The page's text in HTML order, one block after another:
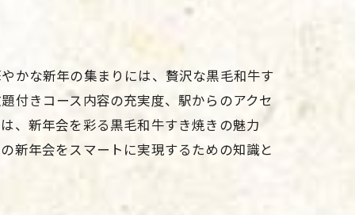
かな新年の集まりには、贅沢な黒毛和牛す
付きコース内容の充実度、駅からのアクセ
、新年会を彩る黒毛和牛すき焼きの魅力
新年会をスマートに実現するための知識と